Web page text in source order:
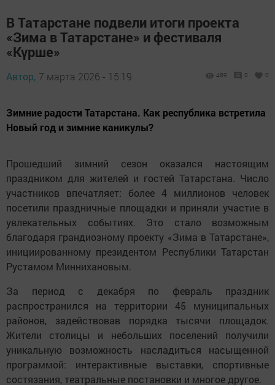
В Татарстане подвели итоги проекта
«Зима в Татарстане» и фестиваля
«Күрше»
Автор, 7 марта 2026 - 15:19 489 0 0
Зимние радости Татарстана. Как республика встретила
Новый год и зимние каникулы?
Прошедший зимний сезон оказался настоящим
праздником для жителей и гостей Татарстана. Число
участников впечатляет: более 4 миллионов человек
посетили праздничные площадки и приняли участие в
увлекательных событиях. Это стало возможным
благодаря грандиозному проекту «Зима в Татарстане»,
инициированному президентом Республики Татарстан
Рустамом Миннихановым.
За период с декабря по февраль праздник
распространился на территории 45 муниципальных
районов, задействовав порядка тысячи площадок.
Жители столицы и небольших поселений получили
уникальную возможность насладиться насыщенной
программой: интерактивные выставки, спортивные
состязания, театральные постановки и многое другое.